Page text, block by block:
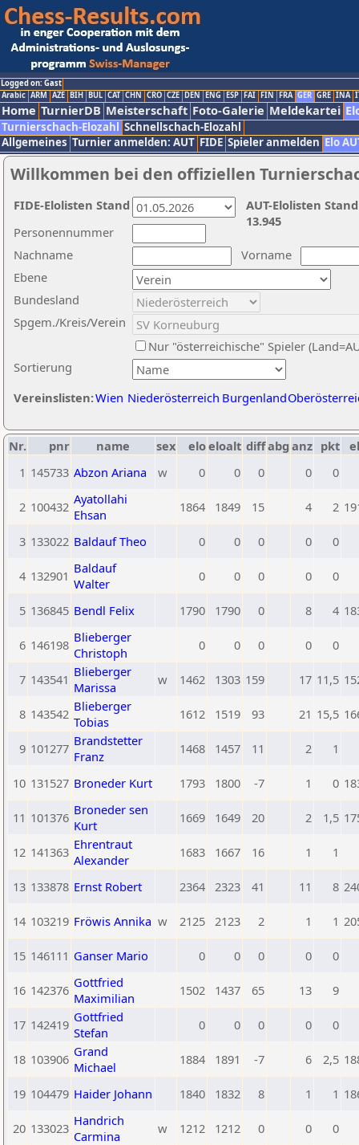
Logged on: Gast
Arabic ARM AZE BIH BUL CAT CHN CRO CZE DEN ENG ESP FAI FIN FRA GER GRE INA
Home TurnierDB Meisterschaft Foto-Galerie Meldekartei
Turnierschach-Elozahl Schnellschach-Elozahl
Allgemeines Turnier anmelden: AUT FIDE Spieler anmelden Elo
Willkommen bei den offiziellen
Nachname
Vorname
Ebene
Sortierung
Personennummer
Bundesland
Spgem./Kreis/Verein
Nur "österreichische" Spieler
Vereinslisten:Wien Niederösterreich Burgenland
AUT-Elolisten
13.945
FIDE-Elolisten Stand
Nr. pnr name sex eloeloalt diffabg anz pkt
1 145733 Abzon Ariana w 0 0 0 0 0
2 100432 Ayatollahi
Ehsan
1864 1849 15 4 2
3 133022 Baldauf Theo 0 0 0 0 0
4 132901 Baldauf
Walter
0 0 0 0 0
5 136845 Bendl Felix 1790 1790 0 8 4
6 146198 Blieberger
Christoph
0 0 0 0 0
7 143541 Blieberger
Marissa
w 1462 1303 159 17 11,5
8 143542 Blieberger
Tobias
1612 1519 93 21 15,5
9 101277 Brandstetter
Franz
1468 1457 11 2 1
10 131527 Broneder Kurt 1793 1800 -7 1 0
11 101376 Broneder sen
Kurt
1669 1649 20 2 1,5
12 141363 Ehrentraut
Alexander
1683 1667 16 1 1
13 133878 Ernst Robert 2364 2323 41 11 8
14 103219 Fröwis Annika w 2125 2123 2 1 1
15 146111 Ganser Mario 0 0 0 0 0
16 142376 Gottfried
Maximilian
1502 1437 65 13 9
17 142419 Gottfried
Stefan
0 0 0 0 0
18 103906 Grand
Michael
1884 1891 -7 6 2,5
19 104479 Haider Johann 1840 1832 8 1 1
20 133023 Handrich
Carmina
w 1212 1212 0 0 0